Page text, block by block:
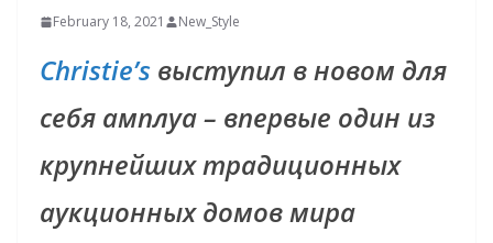
February 18, 2021 New_Style
Christie’s выступил в новом для
себя амплуа – впервые один из
крупнейших традиционных
аукционных домов мира